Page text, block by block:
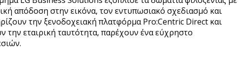
απόδοση στην εικόνα, τον εντυπωσιακό σχεδιασμό και
την ξενοδοχειακή πλατφόρμα Pro:Centric Direct και
εταιρική ταυτότητα, παρέχουν ένα εύχρηστο